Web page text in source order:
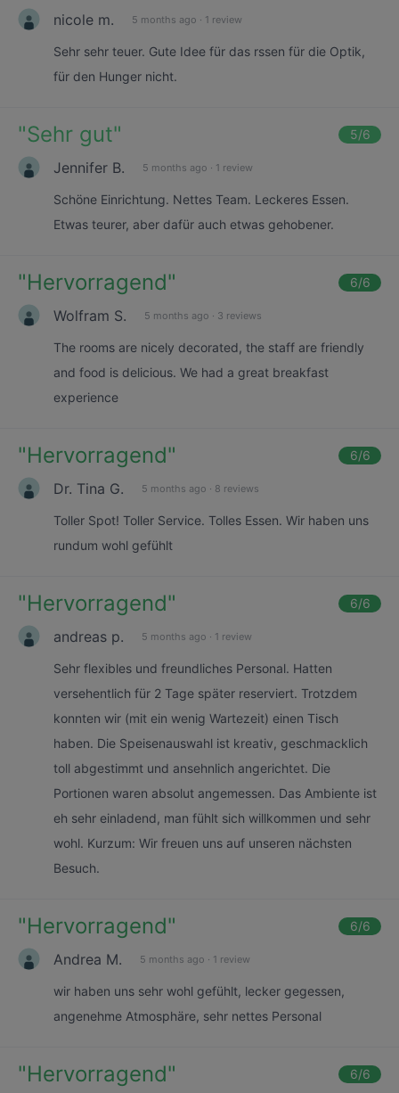
nicole m. 5 months ago · 1 review
Sehr sehr teuer. Gute Idee für das rssen für die Optik,
für den Hunger nicht.
"Sehr gut" 5/6
Jennifer B. 5 months ago · 1 review
Schöne Einrichtung. Nettes Team. Leckeres Essen.
Etwas teurer, aber dafür auch etwas gehobener.
"Hervorragend" 6/6
Wolfram S. 5 months ago · 3 reviews
The rooms are nicely decorated, the staff are friendly
and food is delicious. We had a great breakfast
experience
"Hervorragend" 6/6
Dr. Tina G. 5 months ago · 8 reviews
Toller Spot! Toller Service. Tolles Essen. Wir haben uns
rundum wohl gefühlt
"Hervorragend" 6/6
andreas p. 5 months ago · 1 review
Sehr flexibles und freundliches Personal. Hatten
versehentlich für 2 Tage später reserviert. Trotzdem
konnten wir (mit ein wenig Wartezeit) einen Tisch
haben. Die Speisenauswahl ist kreativ, geschmacklich
toll abgestimmt und ansehnlich angerichtet. Die
Portionen waren absolut angemessen. Das Ambiente ist
eh sehr einladend, man fühlt sich willkommen und sehr
wohl. Kurzum: Wir freuen uns auf unseren nächsten
Besuch.
"Hervorragend" 6/6
Andrea M. 5 months ago · 1 review
wir haben uns sehr wohl gefühlt, lecker gegessen,
angenehme Atmosphäre, sehr nettes Personal
"Hervorragend" 6/6